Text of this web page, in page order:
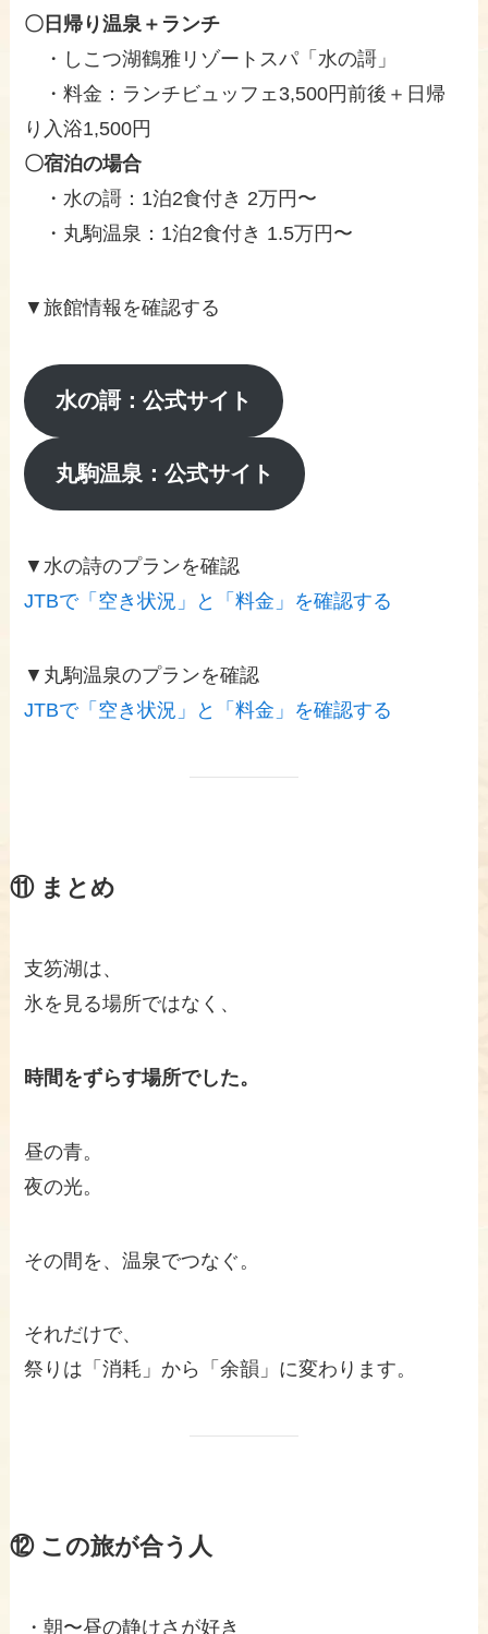
〇日帰り温泉＋ランチ
・しこつ湖鶴雅リゾートスパ「水の謌」
・料金：ランチビュッフェ3,500円前後＋日帰
り入浴1,500円
〇宿泊の場合
・水の謌：1泊2食付き 2万円〜
・丸駒温泉：1泊2食付き 1.5万円〜
▼旅館情報を確認する
水の謌：公式サイト
丸駒温泉：公式サイト
▼水の詩のプランを確認
JTBで「空き状況」と「料金」を確認する
▼丸駒温泉のプランを確認
JTBで「空き状況」と「料金」を確認する
⑪ まとめ
支笏湖は、
氷を見る場所ではなく、
時間をずらす場所でした。
昼の青。
夜の光。
その間を、温泉でつなぐ。
それだけで、
祭りは「消耗」から「余韻」に変わります。
⑫ この旅が合う人
・朝〜昼の静けさが好き